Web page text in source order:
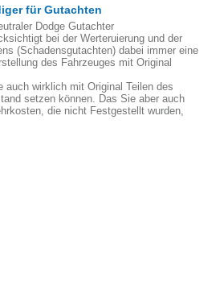
für Gutachten
Dodge Gutachter
bei der Werteruierung und der
(Schadensgutachten) dabei immer eine
des Fahrzeuges mit Original
auch wirklich mit Original Teilen des
setzen können. Das Sie aber auch
die nicht Festgestellt wurden,